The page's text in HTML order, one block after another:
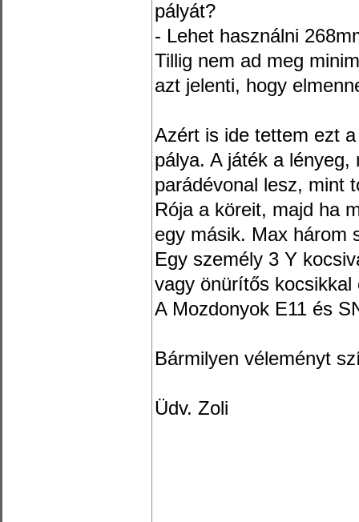
pályát?
- Lehet használni
Tillig nem ad meg
azt jelenti, hogy
Azért is ide tettem ezt
pálya. A játék a
parádévonal lesz, mint
Rója a köreit, majd ha
egy másik. Max három
Egy személy 3 Y
vagy önürítős
A Mozdonyok E11 és
Bármilyen véleményt
Üdv. Zoli